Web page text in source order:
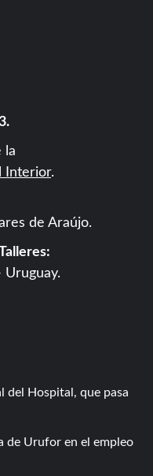
la
Interior.
de Araújo.
Uruguay.
del Hospital, que pasa
de Urufor en el empleo